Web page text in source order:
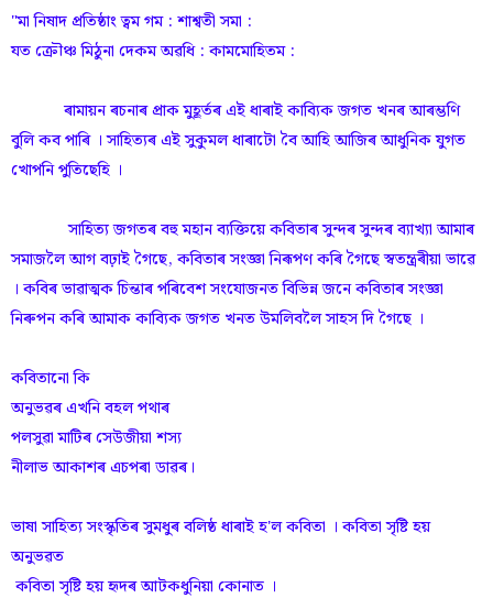
"মা নিষাদ প্ৰতিষ্ঠাং ত্বম গম : শাশ্বতী সমা :
যত ক্ৰৌঞ্চ মিঠুনা দেকম অৱধি : কামমোহিতম :
ৰামায়ন ৰচনাৰ প্ৰাক মুহূৰ্তৰ এই ধাৰাই কাব্যিক জগত খনৰ আৰম্ভণি
বুলি কব পাৰি । সাহিত্যৰ এই সুকুমল ধাৰাটো বৈ আহি আজিৰ আধুনিক যুগত
খোপনি পুতিছেহি ।
সাহিত্য জগতৰ বহু মহান ব্যক্তিয়ে কবিতাৰ সুন্দৰ সুন্দৰ ব্যাখ্যা আমাৰ
সমাজলৈ আগ বঢ়াই গৈছে, কবিতাৰ সংজ্ঞা নিৰূপণ কৰি গৈছে স্বতন্ত্ৰৰীয়া ভাৱে
। কবিৰ ভাৱাত্মক চিন্তাৰ পৰিবেশ সংযোজনত বিভিন্ন জনে কবিতাৰ সংজ্ঞা
নিৰুপন কৰি আমাক কাব্যিক জগত খনত উমলিবলৈ সাহস দি গৈছে ।
কবিতানো কি
অনুভৱৰ এখনি বহল পথাৰ
পলসুৱা মাটিৰ সেউজীয়া শস্য
নীলাভ আকাশৰ এচপৰা ডাৱৰ।
ভাষা সাহিত্য সংস্কৃতিৰ সুমধুৰ বলিষ্ঠ ধাৰাই হ'ল কবিতা । কবিতা সৃষ্টি হয়
অনুভৱত
কবিতা সৃষ্টি হয় হৃদৰ আটকধুনিয়া কোনাত ।